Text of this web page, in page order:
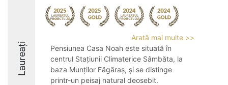
Laureați
Arată mai multe >>
Pensiunea Casa Noah este situată în
centrul Stațiunii Climaterice Sâmbăta, la
baza Munților Făgăraș, și se distinge
printr-un peisaj natural deosebit.